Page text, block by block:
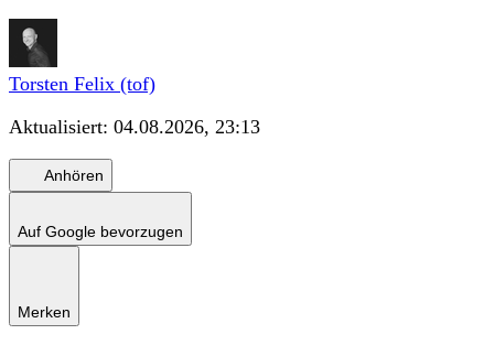
Torsten Felix (tof)
Aktualisiert: 04.08.2026, 23:13
Anhören
Auf Google bevorzugen
Merken